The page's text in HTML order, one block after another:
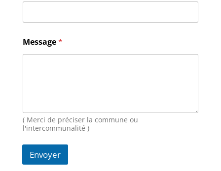
e
s
m
a
l
o
Message*
( Merci de préciser la commune ou
l'intercommunalité )
Envoyer